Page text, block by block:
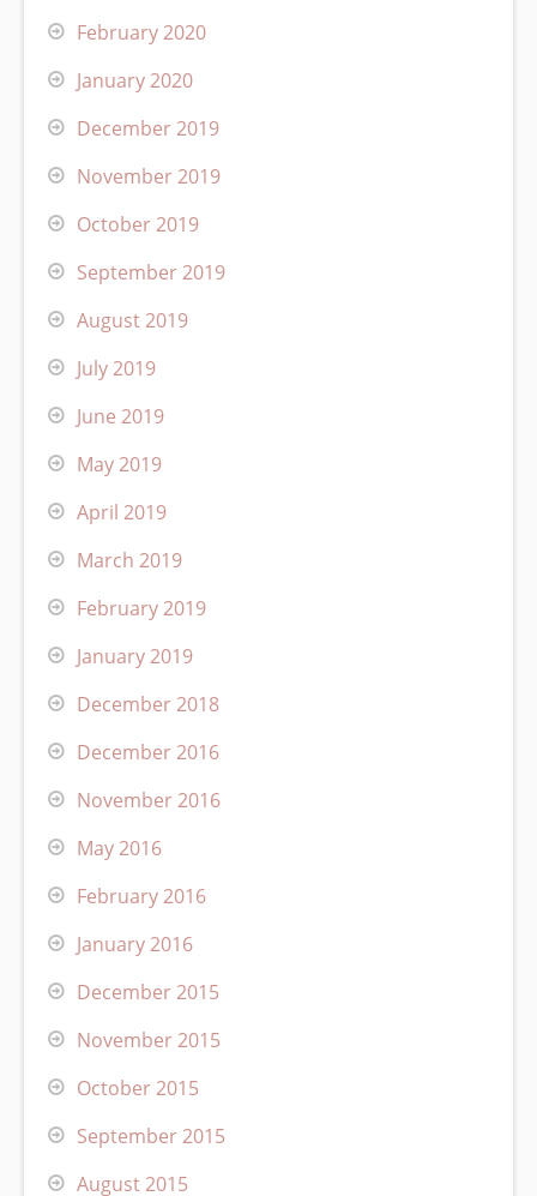
February 2020
January 2020
December 2019
November 2019
October 2019
September 2019
August 2019
July 2019
June 2019
May 2019
April 2019
March 2019
February 2019
January 2019
December 2018
December 2016
November 2016
May 2016
February 2016
January 2016
December 2015
November 2015
October 2015
September 2015
August 2015